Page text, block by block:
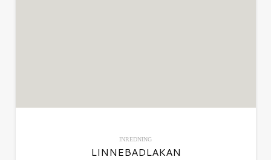
INREDNING
LINNEBADLAKAN